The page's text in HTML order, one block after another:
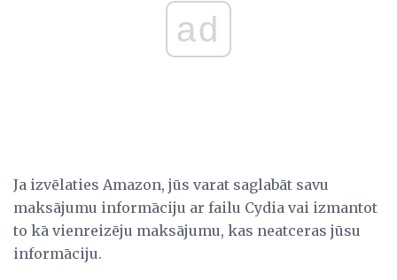
ad
Ja izvēlaties Amazon, jūs varat saglabāt savu
maksājumu informāciju ar failu Cydia vai izmantot
to kā vienreizēju maksājumu, kas neatceras jūsu
informāciju.